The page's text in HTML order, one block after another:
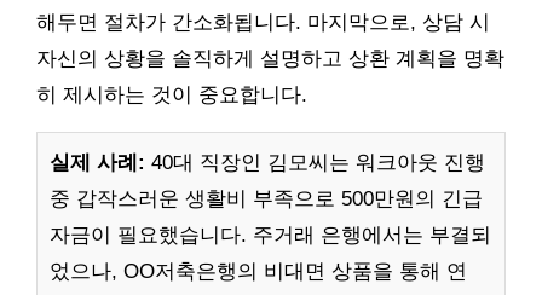
해두면 절차가 간소화됩니다. 마지막으로, 상담 시
자신의 상황을 솔직하게 설명하고 상환 계획을 명확
히 제시하는 것이 중요합니다.
실제 사례: 40대 직장인 김모씨는 워크아웃 진행
중 갑작스러운 생활비 부족으로 500만원의 긴급
자금이 필요했습니다. 주거래 은행에서는 부결되
었으나, OO저축은행의 비대면 상품을 통해 연